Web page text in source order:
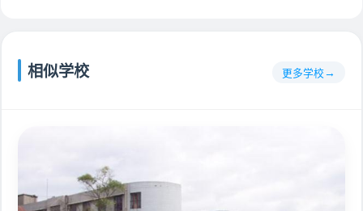
相似学校 更多学校